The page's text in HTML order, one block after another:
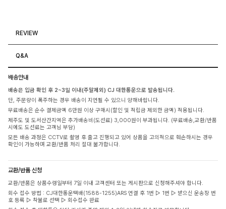
REVIEW
Q&A
배송안내
배송은 입금 확인 후 2~3일 이내(주말제외) CJ 대한통운으로 발송됩니다.
단, 주문량이 폭주하는 경우 배송이 지연될 수 있으니 양해바랍니다.
무료배송은 순수 결제금액 6만원 이상 구매시(할인 및 적립금 제외한 금액) 적용됩니다.
제주도 및 도서산간지역은 추가배송비(도선료) 3,000원이 부과됩니다. (무료배송,교환/반품
시에도 도선료는 고객님 부담)
모든 배송 과정은 CCTV로 촬영 후 출고 진행되고 있어 상품을 고의적으로 훼손하시는 경우
확인이 가능하며 교환/반품 처리 절대 불가합니다.
교환/반품 신청
교환/반품은 상품수령일부터 7일 이내 고객센터 또는 게시판으로 신청해주셔야 합니다.
회수 접수 방법 : CJ대한통운택배(1588-1255)ARS 연결 후 1번 ▷ 1번 ▷ 받으신 운송장 번
호 등록 ▷ 착불로 선택 ▷ 회수접수 완료